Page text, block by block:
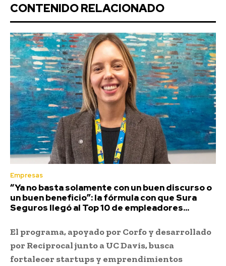
CONTENIDO RELACIONADO
Empresas
“Ya no basta solamente con un buen discurso o
un buen beneficio”: la fórmula con que Sura
Seguros llegó al Top 10 de empleadores...
El programa, apoyado por Corfo y desarrollado
por Reciprocal junto a UC Davis, busca
fortalecer startups y emprendimientos